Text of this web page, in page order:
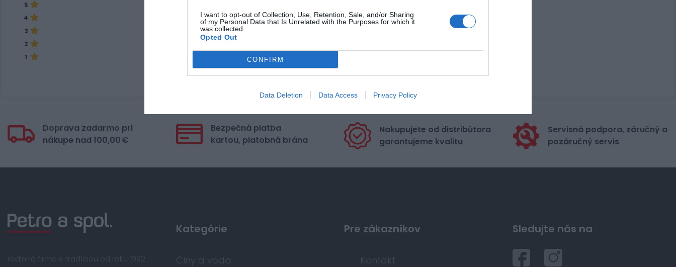
I want to opt-out of Collection, Use, Retention, Sale, and/or Sharing
of my Personal Data that Is Unrelated with the Purposes for which it
was collected.
Opted Out
CONFIRM
Data Deletion Data Access Privacy Policy
5
4
3
2
1
Doprava zadarmo pri
nákupe nad 100,00 €
Bezpečná platba
kartou, platobná brána
Nakupujete od distribútora
garantujeme kvalitu
Servisná podpora, záručný a
pozáručný servis
rodinná firma s tradíciou od roku 1992
Sledujte nás na
Kategórie
Člny a voda
Pre zákazníkov
Kontakt